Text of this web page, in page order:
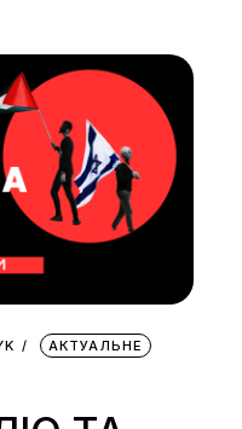
АКТУАЛЬНЕ